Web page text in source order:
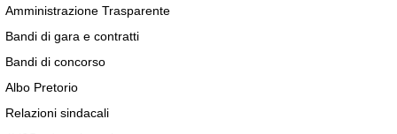
Amministrazione Trasparente
Bandi di gara e contratti
Bandi di concorso
Albo Pretorio
Relazioni sindacali